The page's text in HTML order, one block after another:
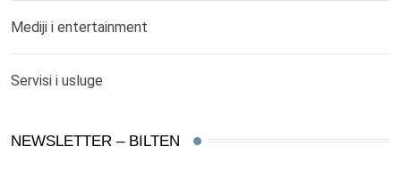
Mediji i entertainment
Servisi i usluge
NEWSLETTER – BILTEN